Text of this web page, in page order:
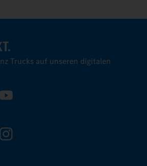
Trucks auf unseren digitalen